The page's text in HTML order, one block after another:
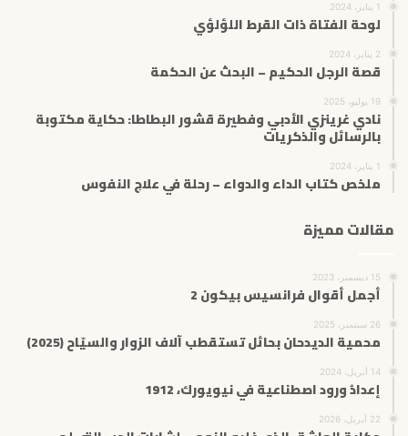
1 يناير، 2024
لوحة الفتاة ذات القرط اللؤلؤي
2 يناير، 2024
قصة الرجل الحكيم – البحث عن الحكمة
19 يوليو، 2025
نادي غرينزي الأدبي وفطيرة قشور البطاطا: حكاية مكتوبة
بالرسائل والذكريات
1 يناير، 2024
ملخص كتاب الداء والدواء – رحلة في علاج النفوس
مقالات مميزة
15 ديسمبر، 2023
أجمل أقوال فرانسيس بيكون 2
26 سبتمبر، 2025
محمية الديدحان بحائل تستقطب آلاف الزوار والسيّاح (2025)
14 أبريل، 2024
إعدادُ ورود اصطناعية في نيويورك، 1912
22 أبريل، 2026